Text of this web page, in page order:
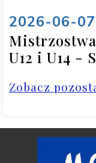
2026-06-07
U12 i U14 -
Zobacz